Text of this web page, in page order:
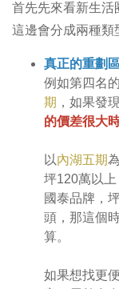
首先先來看新生活
這邊會分成兩種類
真正的重劃區
例如第四名的
期 ，如果發
的價差很大
以內湖五期
坪120萬以
國泰品牌，
頭，那這個
算。
如果想找更